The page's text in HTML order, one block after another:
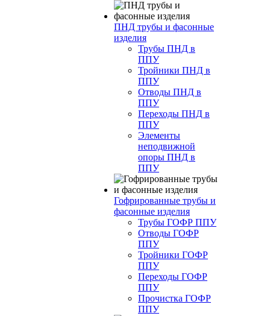
ПНД трубы и фасонные
изделия
Трубы ПНД в
ППУ
Тройники ПНД в
ППУ
Отводы ПНД в
ППУ
Переходы ПНД в
ППУ
Элементы
неподвижной
опоры ПНД в
ППУ
Гофрированные трубы и
фасонные изделия
Трубы ГОФР ППУ
Отводы ГОФР
ППУ
Тройники ГОФР
ППУ
Переходы ГОФР
ППУ
Прочистка ГОФР
ППУ